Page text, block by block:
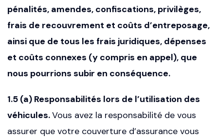
pénalités, amendes, confiscations, privilèges,
frais de recouvrement et coûts d’entreposage,
ainsi que de tous les frais juridiques, dépenses
et coûts connexes (y compris en appel), que
nous pourrions subir en conséquence.
1.5 (a) Responsabilités lors de l’utilisation des
véhicules.Vous avez la responsabilité de vous
assurer que votre couverture d’assurance vous